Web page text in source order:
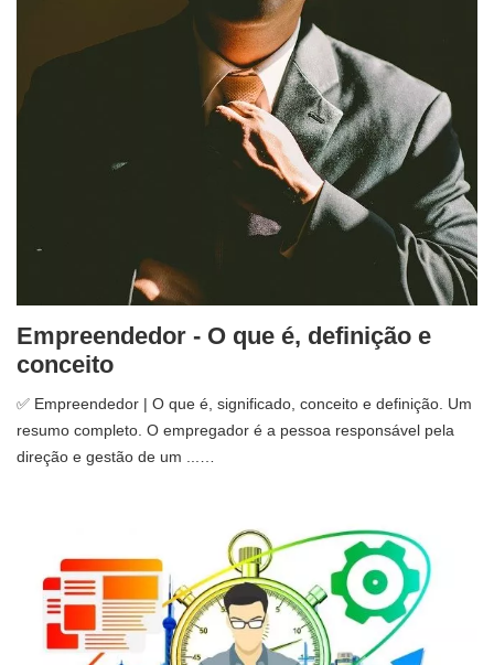
Empreendedor - O que é, definição e
conceito
✅ Empreendedor | O que é, significado, conceito e definição. Um
resumo completo. O empregador é a pessoa responsável pela
direção e gestão de um ...…